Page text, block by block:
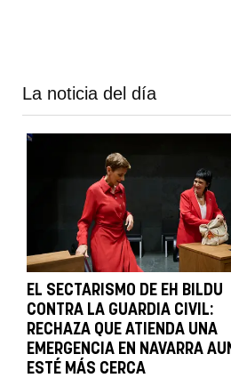
La noticia del día
EL SECTARISMO DE EH BILDU
CONTRA LA GUARDIA CIVIL:
RECHAZA QUE ATIENDA UNA
EMERGENCIA EN NAVARRA
ESTÉ MÁS CERCA